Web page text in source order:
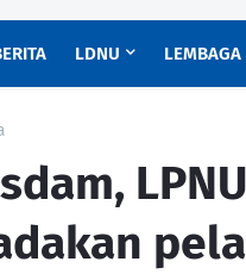
LDNU LEMBAGA